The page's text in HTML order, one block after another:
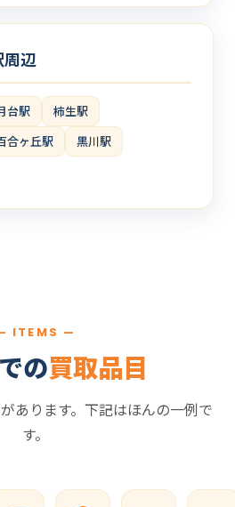
辺
台駅
柿生駅
合ヶ丘駅
黒川駅
ITEMS —
の買取品目
あります。下記はほんの一例で
す。